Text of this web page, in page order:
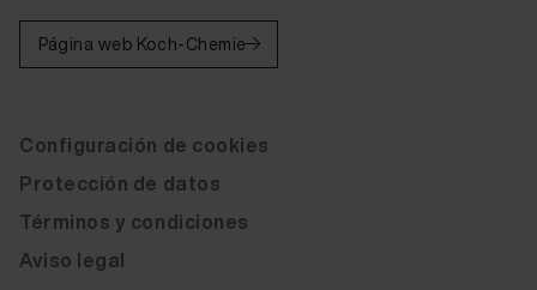
Página web Koch-Chemie
Configuración de cookies
Protección de datos
Términos y condiciones
Aviso legal